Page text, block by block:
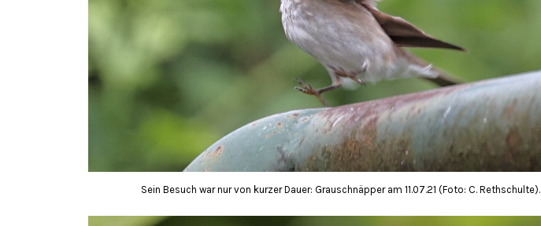
Sein Besuch war nur von kurzer Dauer: Grauschnäpper am 11.07.21 (Foto: C. Rethschulte).